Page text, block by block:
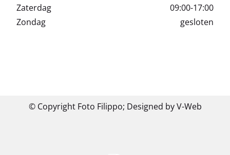
Zaterdag
09:00-17:00
Zondag
gesloten
© Copyright Foto Filippo; Designed by V-Web